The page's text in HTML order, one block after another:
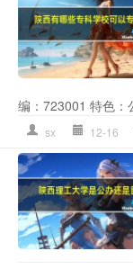
编：723001 特色：
sx 12-16